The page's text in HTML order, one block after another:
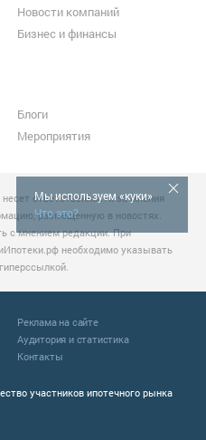
Мы используем «куки»
Что это?
Новости компаний
Бизнес и финансы
Блоги
Мероприятия
ответственности за мнения
размещенную в новостях.
с мнением редакции. При
необходимо указывать
участников ипотечного рынка
Реклама на сайте
Аудитория и статистика
Контакты